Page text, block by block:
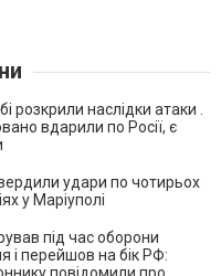
розкрили наслідки атаки .
вдарили по Росії, є
удари по чотирьох
у Маріуполі
під час оборони
і перейшов на бік РФ: